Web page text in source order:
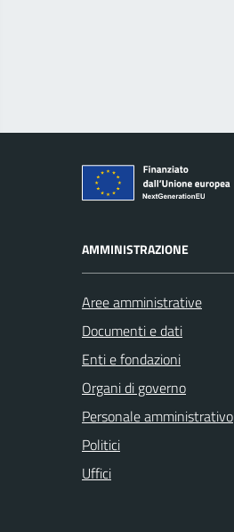
logo Unione Europea
AMMINISTRAZIONE
Aree amministrative
Documenti e dati
Enti e fondazioni
Organi di governo
Personale amministrativo
Politici
Uffici